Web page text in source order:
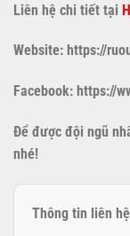
Liên hệ chi tiết tại
Website: https://
Facebook: https://
Để được đội ngũ
nhé!
Thông tin liên